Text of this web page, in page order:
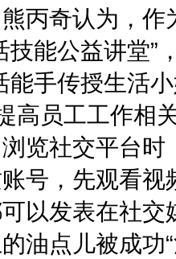
熊丙奇认为，作
技能公益讲堂”
能手传授生活
高员工工作相
浏览社交平台时
号，先观看视
以发表在社
油点儿被成功